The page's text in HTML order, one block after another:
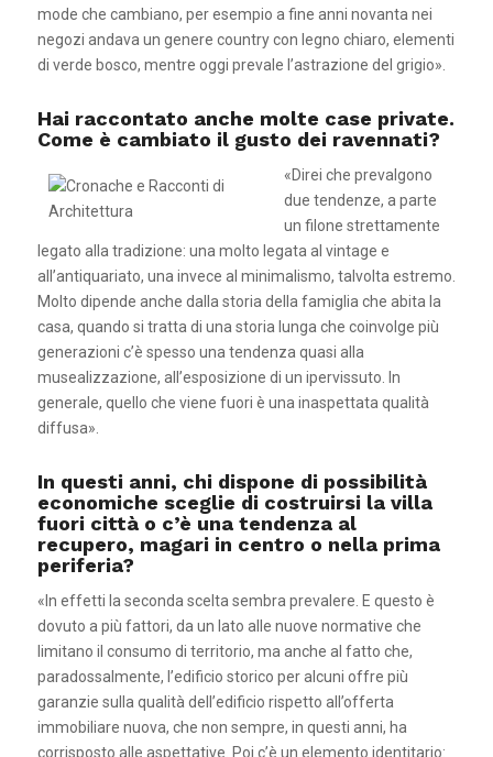
mode che cambiano, per esempio a fine anni novanta nei
negozi andava un genere country con legno chiaro, elementi
di verde bosco, mentre oggi prevale l’astrazione del grigio».
Hai raccontato anche molte case private.
Come è cambiato il gusto dei ravennati?
«Direi che prevalgono
due tendenze, a parte
un filone strettamente
legato alla tradizione: una molto legata al vintage e
all’antiquariato, una invece al minimalismo, talvolta estremo.
Molto dipende anche dalla storia della famiglia che abita la
casa, quando si tratta di una storia lunga che coinvolge più
generazioni c’è spesso una tendenza quasi alla
musealizzazione, all’esposizione di un ipervissuto. In
generale, quello che viene fuori è una inaspettata qualità
diffusa».
In questi anni, chi dispone di possibilità
economiche sceglie di costruirsi la villa
fuori città o c’è una tendenza al
recupero, magari in centro o nella prima
periferia?
«In effetti la seconda scelta sembra prevalere. E questo è
dovuto a più fattori, da un lato alle nuove normative che
limitano il consumo di territorio, ma anche al fatto che,
paradossalmente, l’edificio storico per alcuni offre più
garanzie sulla qualità dell’edificio rispetto all’offerta
immobiliare nuova, che non sempre, in questi anni, ha
corrisposto alle aspettative. Poi c’è un elemento identitario: